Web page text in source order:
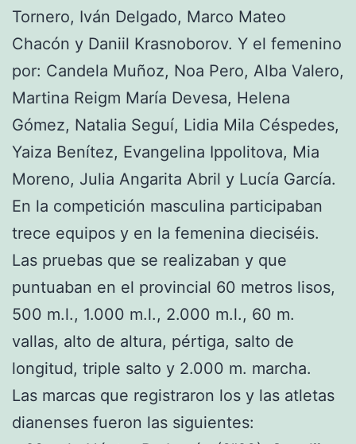
Tornero, Iván Delgado, Marco Mateo
Chacón y Daniil Krasnoborov. Y el femenino
por: Candela Muñoz, Noa Pero, Alba Valero,
Martina Reigm María Devesa, Helena
Gómez, Natalia Seguí, Lidia Mila Céspedes,
Yaiza Benítez, Evangelina Ippolitova, Mia
Moreno, Julia Angarita Abril y Lucía García.
En la competición masculina participaban
trece equipos y en la femenina dieciséis.
Las pruebas que se realizaban y que
puntuaban en el provincial 60 metros lisos,
500 m.l., 1.000 m.l., 2.000 m.l., 60 m.
vallas, alto de altura, pértiga, salto de
longitud, triple salto y 2.000 m. marcha.
Las marcas que registraron los y las atletas
dianenses fueron las siguientes: